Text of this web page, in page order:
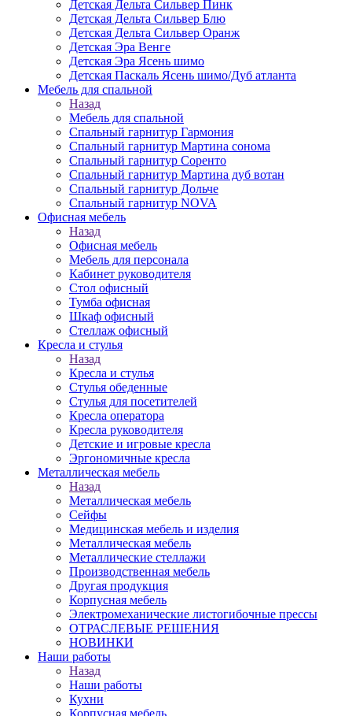
Детская Дельта Сильвер Пинк
Детская Дельта Сильвер Блю
Детская Дельта Сильвер Оранж
Детская Эра Венге
Детская Эра Ясень шимо
Детская Паскаль Ясень шимо/Дуб атланта
Мебель для спальной
Назад
Мебель для спальной
Спальный гарнитур Гармония
Спальный гарнитур Мартина сонома
Спальный гарнитур Соренто
Спальный гарнитур Мартина дуб вотан
Спальный гарнитур Дольче
Спальный гарнитур NOVA
Офисная мебель
Назад
Офисная мебель
Мебель для персонала
Кабинет руководителя
Стол офисный
Тумба офисная
Шкаф офисный
Стеллаж офисный
Кресла и стулья
Назад
Кресла и стулья
Стулья обеденные
Стулья для посетителей
Кресла оператора
Кресла руководителя
Детские и игровые кресла
Эргономичные кресла
Металлическая мебель
Назад
Металлическая мебель
Сейфы
Медицинская мебель и изделия
Металлическая мебель
Металлические стеллажи
Производственная мебель
Другая продукция
Корпусная мебель
Электромеханические листогибочные прессы
ОТРАСЛЕВЫЕ РЕШЕНИЯ
НОВИНКИ
Наши работы
Назад
Наши работы
Кухни
Корпусная мебель